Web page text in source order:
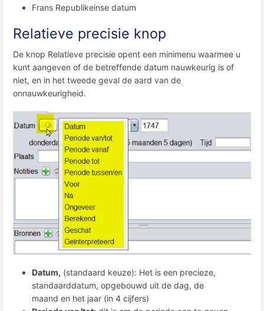
Frans Republikeinse datum
Relatieve precisie knop
De knop Relatieve precisie opent een minimenu waarmee u
kunt aangeven of de betreffende datum nauwkeurig is of
niet, en in het tweede geval de aard van de
onnauwkeurigheid.
Datum, (standaard keuze): Het is een precieze,
standaarddatum, opgebouwd uit de dag, de
maand en het jaar (in 4 cijfers)